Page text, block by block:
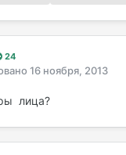
24
16 ноября, 2013
лица?